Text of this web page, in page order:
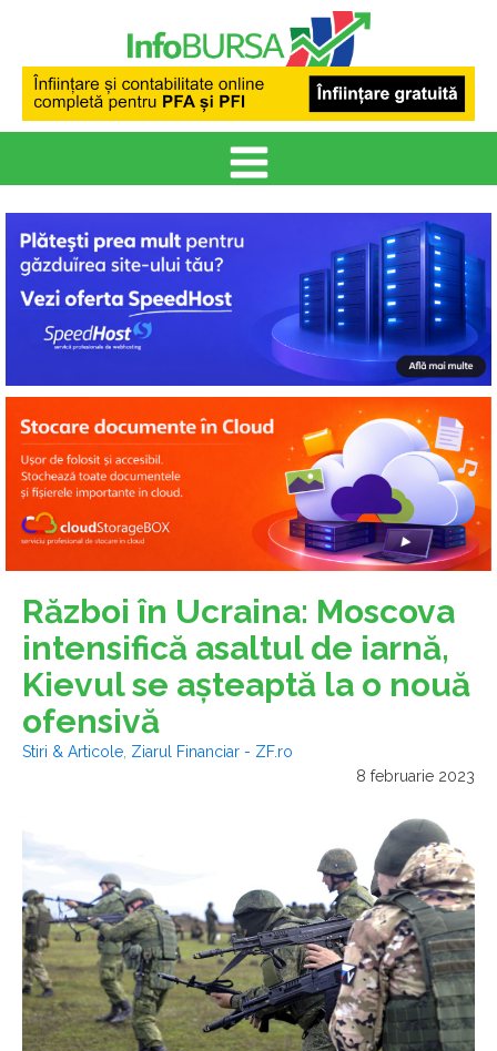
Război în Ucraina: Moscova
intensifică asaltul de iarnă,
Kievul se aşteaptă la o nouă
ofensivă
Stiri & Articole Ziarul Financiar - ZF.ro
8 februarie 2023